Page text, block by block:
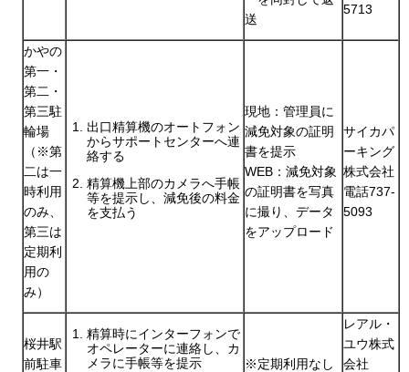
送
5713
かやの
第一・
第二・
第三駐
輪場
（※第
二は一
時利用
のみ、
第三は
定期利
用の
み）
出口精算機のオートフォン
からサポートセンターへ連
絡する
精算機上部のカメラへ手帳
等を提示し、減免後の料金
を支払う
現地：管理員に
減免対象の証明
書を提示
WEB：減免対象
の証明書を写真
に撮り、データ
をアップロード
サイカパ
ーキング
株式会社
電話737-
5093
桜井駅
前駐車
精算時にインターフォンで
オペレーターに連絡し、カ
メラに手帳等を提示
※定期利用なし
レアル・
ユウ株式
会社